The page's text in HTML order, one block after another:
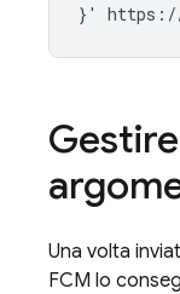
Una volta
FCM lo